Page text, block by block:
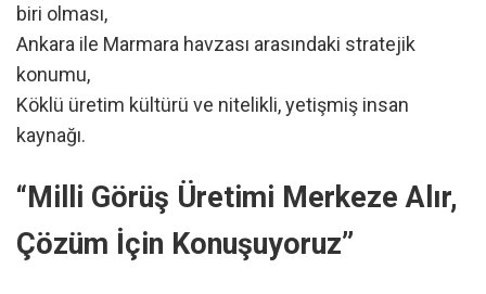
biri olması,
Ankara ile Marmara havzası arasındaki stratejik
konumu,
Köklü üretim kültürü ve nitelikli, yetişmiş insan
kaynağı.
“Milli Görüş Üretimi Merkeze Alır,
Çözüm İçin Konuşuyoruz”